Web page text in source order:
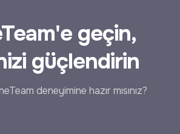
geçin,
güçlendirin
deneyimine hazır mısınız?